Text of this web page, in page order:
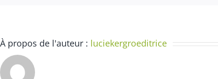
À propos de l'auteur : luciekergroeditrice